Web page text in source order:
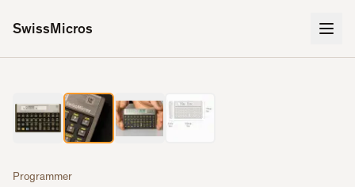
SwissMicros
Programmer